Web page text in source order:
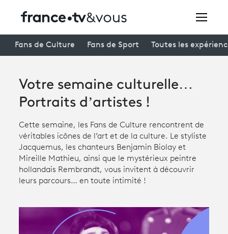
Festivals
Creators
À la une
Participer et assister à une émission
À votre écoute
Fans de Culture Fans de Sport Toutes les
Votre semaine culturelle…
Portraits d’artistes !
Cette semaine, les Fans de Culture rencontrent de
véritables icônes de l’art et de la culture. Le styliste
Jacquemus, les chanteurs Benjamin Biolay et
Mireille Mathieu, ainsi que le mystérieux peintre
hollandais Rembrandt, vous invitent à découvrir
leurs parcours… en toute intimité !